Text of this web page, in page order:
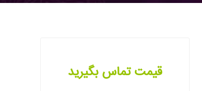
قیمت تماس بگیرید